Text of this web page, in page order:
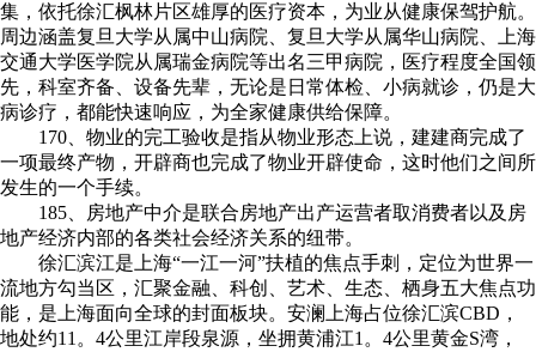
集，依托徐汇枫林片区雄厚的医疗资本，为业从健康保驾护航。
周边涵盖复旦大学从属中山病院、复旦大学从属华山病院、上海
交通大学医学院从属瑞金病院等出名三甲病院，医疗程度全国领
先，科室齐备、设备先辈，无论是日常体检、小病就诊，仍是大
病诊疗，都能快速响应，为全家健康供给保障。
170、物业的完工验收是指从物业形态上说，建建商完成了
一项最终产物，开辟商也完成了物业开辟使命，这时他们之间所
发生的一个手续。
185、房地产中介是联合房地产出产运营者取消费者以及房
地产经济内部的各类社会经济关系的纽带。
徐汇滨江是上海“一江一河”扶植的焦点手刺，定位为世界一
流地方勾当区，汇聚金融、科创、艺术、生态、栖身五大焦点功
能，是上海面向全球的封面板块。安澜上海占位徐汇滨CBD，
地处约11。4公里江岸段泉源，坐拥黄浦江1。4公里黄金S湾，